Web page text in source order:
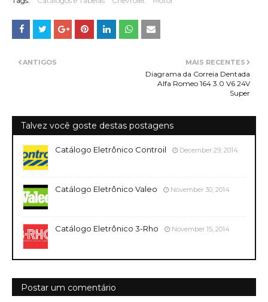
MAIS RECENTES
Diagrama da Correia Dentada
Alfa Romeo 164 3.0 V6 24V
Super
ANTIGOS
Talvez você goste destas postagens
Catálogo Eletrônico Controil December 29, 2014
Catálogo Eletrônico Valeo November 30, 2014
Catálogo Eletrônico 3-Rho November 15, 2014
Postar um comentário